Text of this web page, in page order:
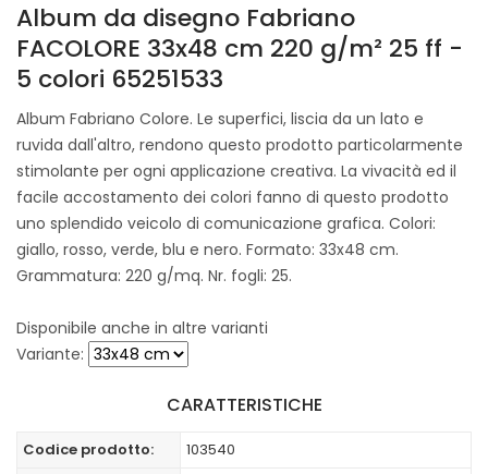
Album da disegno Fabriano
FACOLORE 33x48 cm 220 g/m² 25 ff -
5 colori 65251533
Album Fabriano Colore. Le superfici, liscia da un lato e
ruvida dall'altro, rendono questo prodotto particolarmente
stimolante per ogni applicazione creativa. La vivacità ed il
facile accostamento dei colori fanno di questo prodotto
uno splendido veicolo di comunicazione grafica. Colori:
giallo, rosso, verde, blu e nero. Formato: 33x48 cm.
Grammatura: 220 g/mq. Nr. fogli: 25.
Disponibile anche in altre varianti
Variante:
CARATTERISTICHE
Codice prodotto:
103540